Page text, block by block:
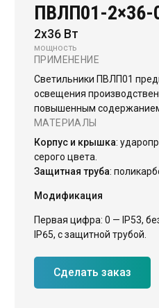
Новинки
Общественное освещение
Промышленное освещение
Торговое модульное
Уличное освещение
Облучатели
Прожекторное освещение
Комплектующие для
ПВЛП01-2×36-
2х36 Вт
мощность
ПРИМЕНЕНИЕ
Светильники ПВЛП01
освещения
повышенным содержанием
МАТЕРИАЛЫ
Корпус и крышка:
серого цвета.
Защитная труба:
Модификация
Первая цифра: 0 — IP53,
IP65, с защитной трубой.
Сделать заказ